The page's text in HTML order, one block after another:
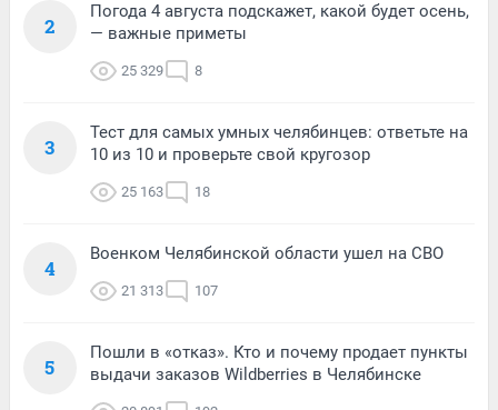
2
Погода 4 августа подскажет, какой будет осень,
— важные приметы
25 329 8
3
Тест для самых умных челябинцев: ответьте на
10 из 10 и проверьте свой кругозор
25 163 18
4
Военком Челябинской области ушел на СВО
21 313 107
5
Пошли в «отказ». Кто и почему продает пункты
выдачи заказов Wildberries в Челябинске